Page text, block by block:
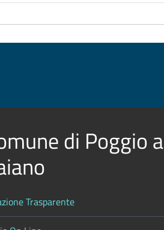
di Poggio a
Trasparente